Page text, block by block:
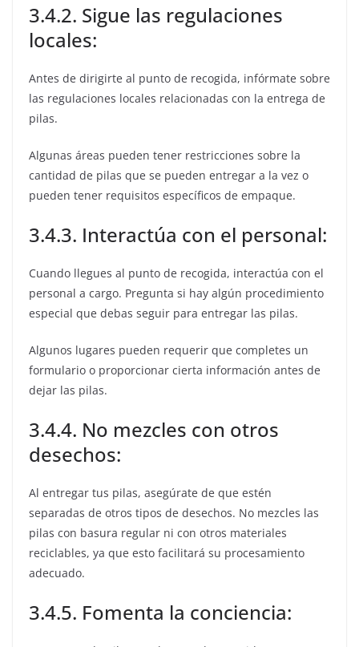
3.4.2. Sigue las regulaciones
locales:
Antes de dirigirte al punto de recogida, infórmate sobre
las regulaciones locales relacionadas con la entrega de
pilas.
Algunas áreas pueden tener restricciones sobre la
cantidad de pilas que se pueden entregar a la vez o
pueden tener requisitos específicos de empaque.
3.4.3. Interactúa con el personal:
Cuando llegues al punto de recogida, interactúa con el
personal a cargo. Pregunta si hay algún procedimiento
especial que debas seguir para entregar las pilas.
Algunos lugares pueden requerir que completes un
formulario o proporcionar cierta información antes de
dejar las pilas.
3.4.4. No mezcles con otros
desechos:
Al entregar tus pilas, asegúrate de que estén
separadas de otros tipos de desechos. No mezcles las
pilas con basura regular ni con otros materiales
reciclables, ya que esto facilitará su procesamiento
adecuado.
3.4.5. Fomenta la conciencia: